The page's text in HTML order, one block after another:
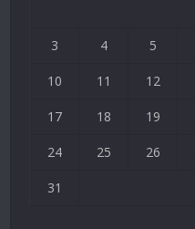
3 4 5
10 11 12
17 18 19
24 25 26
31